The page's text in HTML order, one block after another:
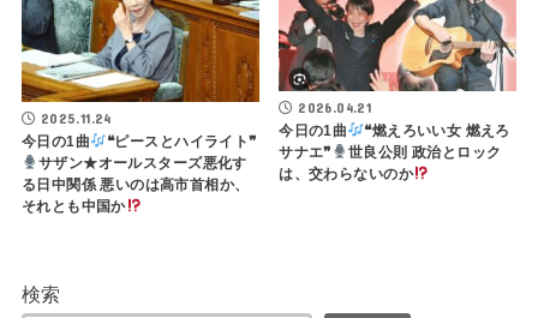
2025.11.24
今日の1曲
❝ピースとハイライト❞
サザン★オールスターズ悪化す
る日中関係 悪いのは高市首相か、
それとも中国か
2026.04.21
今日の1曲
❝燃えろいい女 燃えろ
サナエ❞
世良公則 政治とロック
は、交わらないのか
検索